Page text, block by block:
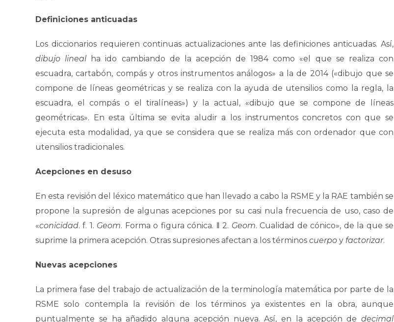
Definiciones anticuadas
Los diccionarios requieren continuas actualizaciones ante las definiciones anticuadas. Así,
dibujo lineal ha ido cambiando de la acepción de 1984 como «el que se realiza con
escuadra, cartabón, compás y otros instrumentos análogos» a la de 2014 («dibujo que se
compone de líneas geométricas y se realiza con la ayuda de utensilios como la regla, la
escuadra, el compás o el tiralíneas») y la actual, «dibujo que se compone de líneas
geométricas». En esta última se evita aludir a los instrumentos concretos con que se
ejecuta esta modalidad, ya que se considera que se realiza más con ordenador que con
utensilios tradicionales.
Acepciones en desuso
En esta revisión del léxico matemático que han llevado a cabo la RSME y la RAE también se
propone la supresión de algunas acepciones por su casi nula frecuencia de uso, caso de
«conicidad. f. 1. Geom. Forma o figura cónica. ‖ 2. Geom. Cualidad de cónico», de la que se
suprime la primera acepción. Otras supresiones afectan a los términos cuerpo y factorizar.
Nuevas acepciones
La primera fase del trabajo de actualización de la terminología matemática por parte de la
RSME solo contempla la revisión de los términos ya existentes en la obra, aunque
puntualmente se ha añadido alguna acepción nueva. Así, en la acepción de decimal